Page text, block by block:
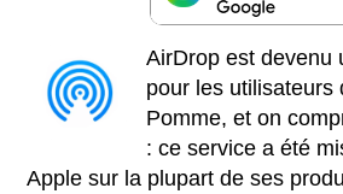
AirDrop est devenu
pour les utilisateurs
Pomme, et on
: ce service a été
Apple sur la plupart de ses